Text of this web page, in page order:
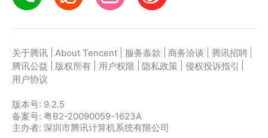
关于腾讯 About Tencent 服务条款 商务洽谈 腾讯招聘
腾讯公益
版权所有 用户权限 隐私政策 侵权投诉指引
用户协议
版本号: 9.2.5
备案号: 粤B2-20090059-1623A
主办者: 深圳市腾讯计算机系统有限公司